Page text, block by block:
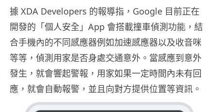
據 XDA Developers 的報導指，Google 目前正在
開發的「個人安全」App 會搭載撞車偵測功能，結
合手機內的不同感應器例如加速感應器以及收音咪
等等，偵測用家是否身處交通意外。當感應到意外
發生，就會響起警報，用家如果一定時間內未有回
應，就會自動報警，並且向對方提供位置等資訊。